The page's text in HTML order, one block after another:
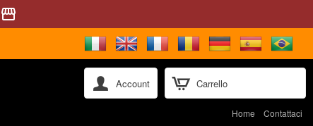
storefront
Carrello
Account
Home Contattaci